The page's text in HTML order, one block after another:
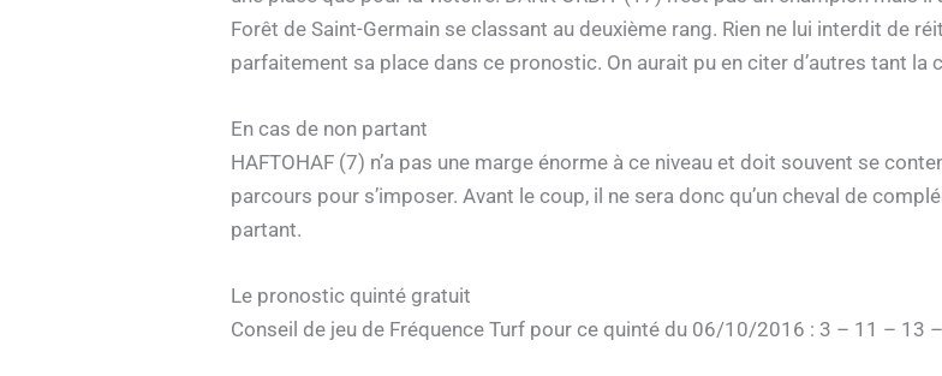
Forêt de Saint-Germain se classant au deuxième rang. Rien ne lui interdit de
parfaitement sa place dans ce pronostic. On aurait pu en citer d’autres tant la
En cas de non partant
HAFTOHAF (7) n’a pas une marge énorme à ce niveau et doit souvent se
parcours pour s’imposer. Avant le coup, il ne sera donc qu’un cheval de
partant.
Le pronostic quinté gratuit
Conseil de jeu de Fréquence Turf pour ce quinté du 06/10/2016 : 3 – 11 – 13